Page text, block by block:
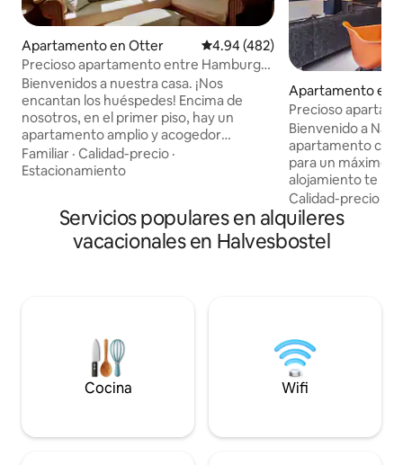
Apartamento en Otter Calificación promedio: 4.94 de
4.94 (482)
Precioso apartamento entre Hamburgo
y Bremen
Bienvenidos a nuestra casa. ¡Nos
encantan los huéspedes! Encima de
nosotros, en el primer piso, hay un
apartamento amplio y acogedor
disponible para los huéspedes. Hasta 6
personas pueden encontrar
partida ideal para viajes a Lüneburg
Heide, Hamburgo y Bremen; Heidepark,
Outlet Mall, Snow Dome, Soltau Therme,
vacaciones y estamos cerca de la
autopista. Experimenta la paz.
Familiar · Calidad-precio ·
Estacionamiento
Apartamento en
Precioso
verde Hamburgo
Bienvenido a
apartamento con
para un máximo
alojamiento te
de la verde
del Volkspark y no
mismo tiempo,
rápidamente en
adecuado incluso
largas.
Calidad-precio
Servicios populares en alquileres
vacacionales en Halvesbostel
Cocina Wifi